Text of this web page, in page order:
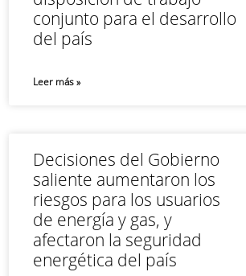
conjunto para el desarrollo
del país
Leer más »
Decisiones del Gobierno
saliente aumentaron los
riesgos para los usuarios
de energía y gas, y
afectaron la seguridad
energética del país